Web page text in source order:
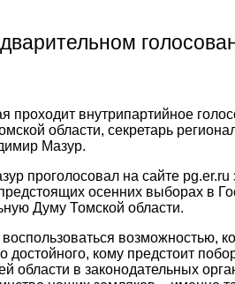
проходит внутрипартийное
области, секретарь
Мазур.
проголосовал на сайте pg.er.ru
осенних выборах в
Думу Томской области.
возможностью,
достойного, кому предстоит
области в законодательных